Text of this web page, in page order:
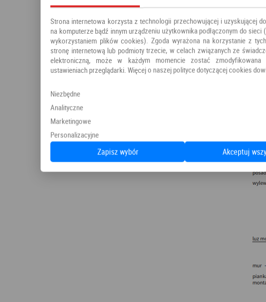
Strona internetowa korzysta z technologii przechowującej i uzyskującej
na komputerze bądź innym urządzeniu użytkownika podłączonym do
wykorzystaniem plików cookies). Zgoda wyrażona na korzystanie z
stronę internetową lub podmioty trzecie, w celach związanych ze
elektroniczną, może w każdym momencie zostać
ustawieniach przeglądarki. Więcej o naszej polityce dotyczącej cookies
Niezbędne
Analityczne
Marketingowe
Personalizacyjne
Zapisz wybór Akceptuj